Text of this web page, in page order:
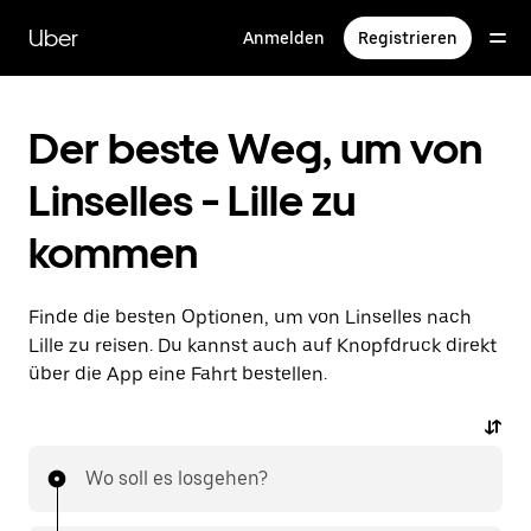
zum
Hauptinhalt
Uber Anmelden Registrieren
Der beste Weg, um von
Linselles - Lille zu
kommen
Finde die besten Optionen, um von Linselles nach
Lille zu reisen. Du kannst auch auf Knopfdruck direkt
über die App eine Fahrt bestellen.
Wo soll es losgehen?